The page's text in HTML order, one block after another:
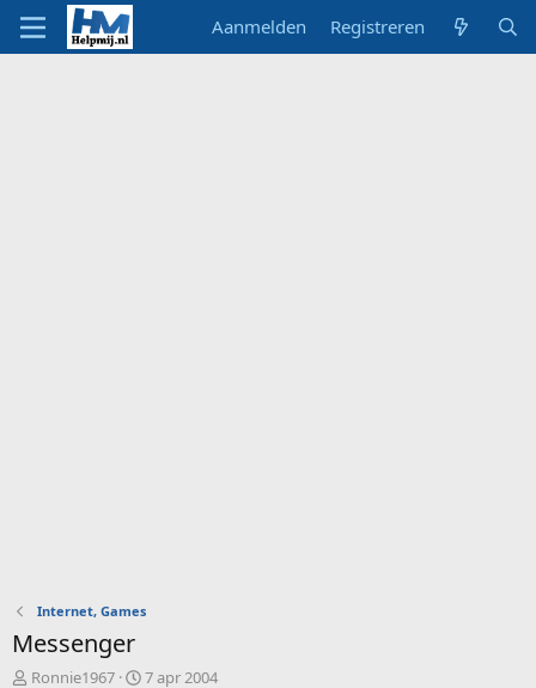
Aanmelden Registreren
Internet, Games
Messenger
O
Ronnie1967
S
7 apr 2004